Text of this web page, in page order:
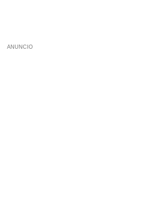
ANUNCIO